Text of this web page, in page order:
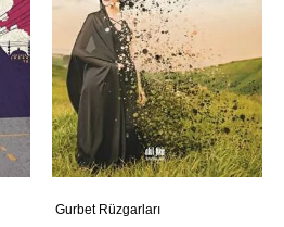
Gurbet Rüzgarları